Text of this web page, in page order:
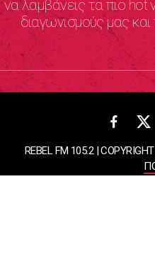
να λαμβάνεις τα πιο
διαγωνισμούς μας και
REBEL FM 105.2 |